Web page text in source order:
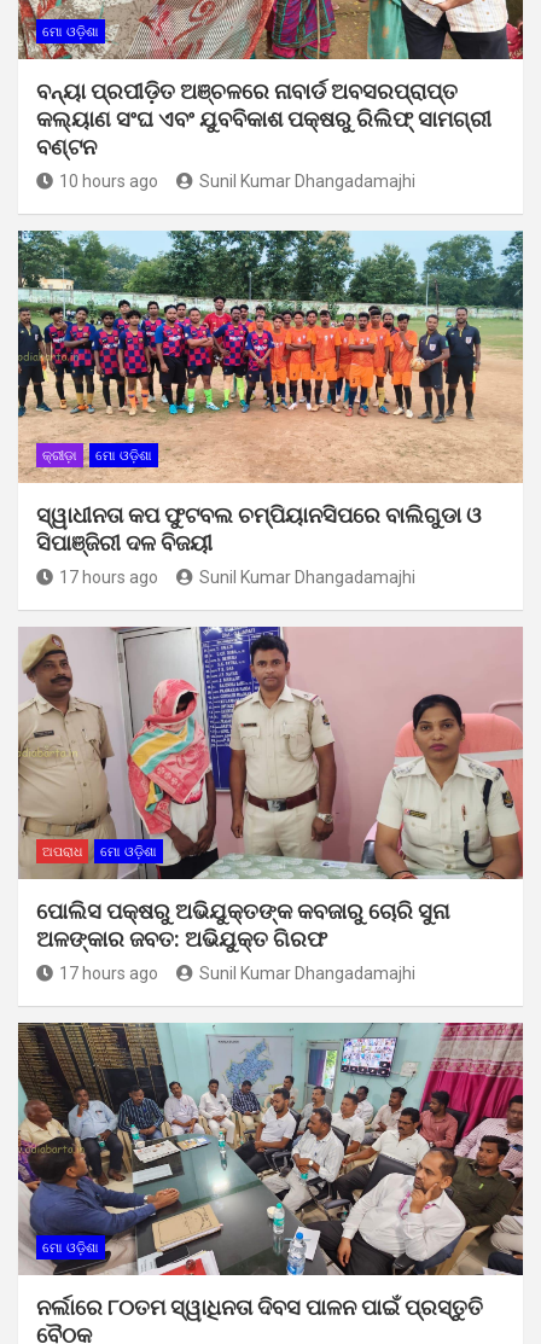
ମୋ ଓଡ଼ିଶା
ବନ୍ୟା ପ୍ରପୀଡ଼ିତ ଅଞ୍ଚଳରେ ନାବାର୍ଡ ଅବସରପ୍ରାପ୍ତ
କଲ୍ୟାଣ ସଂଘ ଏବଂ ଯୁବବିକାଶ ପକ୍ଷରୁ ରିଲିଫ୍ ସାମଗ୍ରୀ
ବଣ୍ଟନ
10 hours ago Sunil Kumar Dhangadamajhi
କ୍ରୀଡ଼ା ମୋ ଓଡ଼ିଶା
ସ୍ୱାଧୀନତା କପ ଫୁଟବଲ ଚମ୍ପିୟାନସିପରେ ବାଲିଗୁଡା ଓ
ସିପାଞ୍ଜିରୀ ଦଳ ବିଜୟୀ
17 hours ago Sunil Kumar Dhangadamajhi
ଅପରାଧ ମୋ ଓଡ଼ିଶା
ପୋଲିସ ପକ୍ଷରୁ ଅଭିଯୁକ୍ତଙ୍କ କବଜାରୁ ଚୋରି ସୁନା
ଅଳଙ୍କାର ଜବତ: ଅଭିଯୁକ୍ତ ଗିରଫ
17 hours ago Sunil Kumar Dhangadamajhi
ମୋ ଓଡ଼ିଶା
ନର୍ଲାରେ ୮୦ତମ ସ୍ୱାଧିନତା ଦିବସ ପାଳନ ପାଇଁ ପ୍ରସ୍ତୁତି
ବୈଠକ